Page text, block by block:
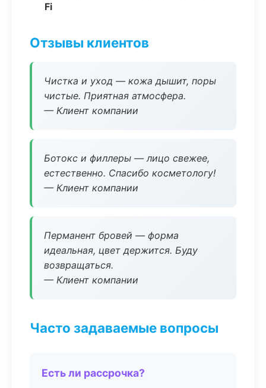
Fi
Отзывы клиентов
Чистка и уход — кожа дышит, поры
чистые. Приятная атмосфера.
— Клиент компании
Ботокс и филлеры — лицо свежее,
естественно. Спасибо косметологу!
— Клиент компании
Перманент бровей — форма
идеальная, цвет держится. Буду
возвращаться.
— Клиент компании
Часто задаваемые вопросы
Есть ли рассрочка?